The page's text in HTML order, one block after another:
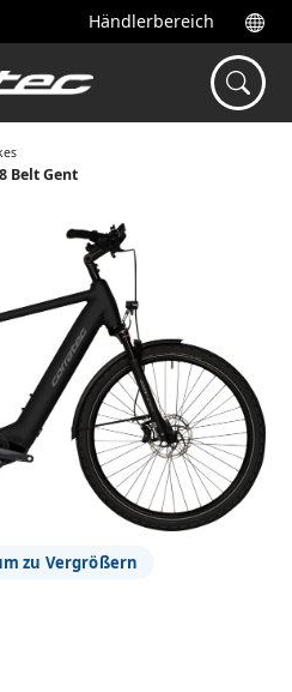
Händlerbereich
Belt Gent
zu Vergrößern